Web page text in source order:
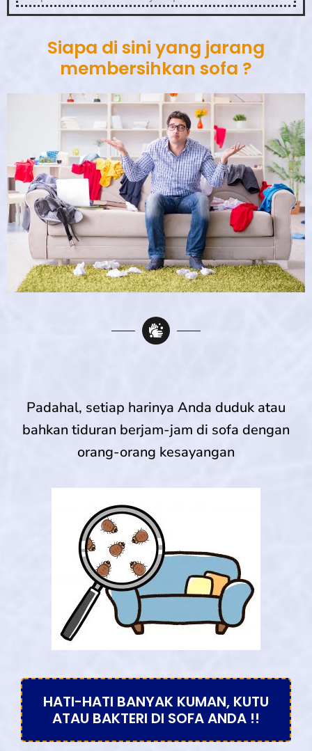
Siapa di sini yang jarang
membersihkan sofa ?
Padahal, setiap harinya Anda duduk atau
bahkan tiduran berjam-jam di sofa dengan
orang-orang kesayangan
HATI-HATI BANYAK KUMAN, KUTU
ATAU BAKTERI DI SOFA ANDA !!